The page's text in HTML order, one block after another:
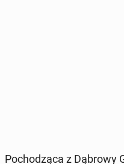
Po­cho­dzą­ca z Dąbrowy